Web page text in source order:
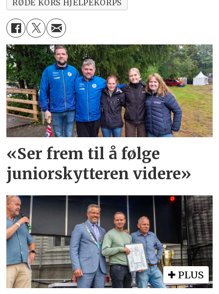
RØDE KORS HJELPEKORPS
«Ser frem til å følge
juniorskytteren videre»
PLUS